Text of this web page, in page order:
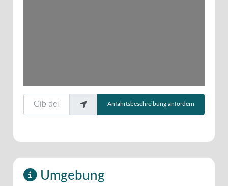
Gib deinen Standort ein.
Anfahrtsbeschreibung anfordern
Umgebung